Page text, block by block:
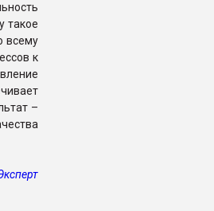
такое
всему
к
–